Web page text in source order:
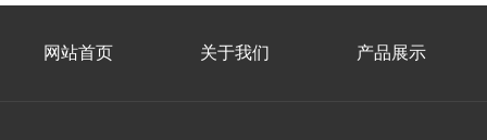
网站首页 关于我们 产品展示